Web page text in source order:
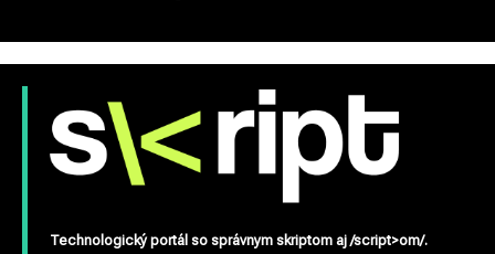
Technologický portál so správnym skriptom aj /script>om/.